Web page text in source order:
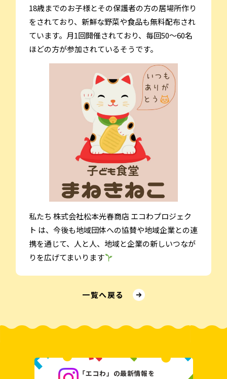
18歳までのお子様とその保護者の方の居場所作り
をされており、新鮮な野菜や食品も無料配布され
ています。月1回開催されており、毎回50〜60名
ほどの方が参加されているそうです。
私たち 株式会社松本光春商店 エコわプロジェク
ト は、今後も地域団体への協賛や地域企業との連
携を通じて、人と人、地域と企業の新しいつなが
りを広げてまいります
⼀覧へ戻る
「エコわ」の最新情報を